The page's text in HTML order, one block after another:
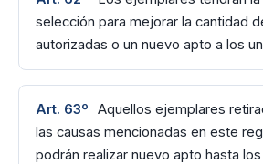
selección para mejorar la cantidad
autorizadas o un nuevo apto a los
Art. 63º
Aquellos ejemplares
las causas mencionadas en este
podrán realizar nuevo apto hasta